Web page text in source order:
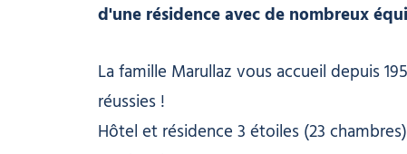
d'une résidence avec de nombreux
La famille Marullaz vous accueil depuis
réussies !
Hôtel et résidence 3 étoiles (23